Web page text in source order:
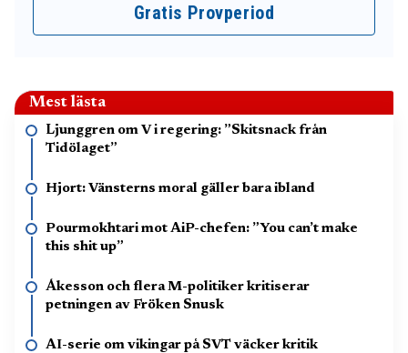
Gratis Provperiod
Mest lästa
Ljunggren om V i regering: ”Skitsnack från
Tidölaget”
Hjort: Vänsterns moral gäller bara ibland
Pourmokhtari mot AiP-chefen: ”You can’t make
this shit up”
Åkesson och flera M-politiker kritiserar
petningen av Fröken Snusk
AI-serie om vikingar på SVT väcker kritik